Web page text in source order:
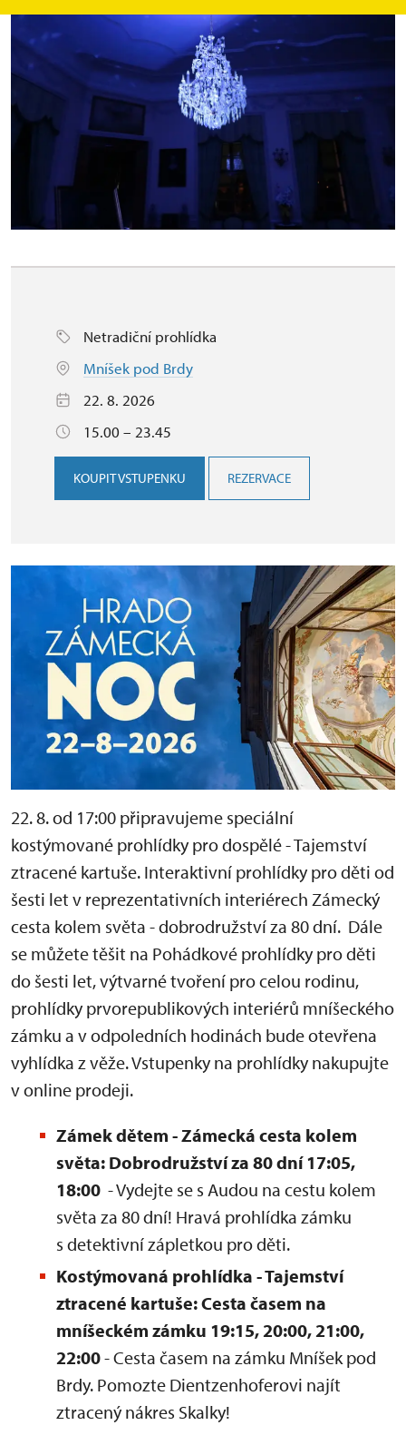
Netradiční prohlídka
Mníšek pod Brdy
22. 8. 2026
15.00 – 23.45
KOUPIT VSTUPENKU REZERVACE
22. 8. od 17:00 připravujeme speciální
kostýmované prohlídky pro dospělé - Tajemství
ztracené kartuše. Interaktivní prohlídky pro děti od
šesti let v reprezentativních interiérech Zámecký
cesta kolem světa - dobrodružství za 80 dní. Dále
se můžete těšit na Pohádkové prohlídky pro děti
do šesti let, výtvarné tvoření pro celou rodinu,
prohlídky prvorepublikových interiérů mníšeckého
zámku a v odpoledních hodinách bude otevřena
vyhlídka z věže. Vstupenky na prohlídky nakupujte
v online prodeji.
Zámek dětem - Zámecká cesta kolem
světa: Dobrodružství za 80 dní 17:05,
18:00 - Vydejte se s Audou na cestu kolem
světa za 80 dní! Hravá prohlídka zámku
s detektivní zápletkou pro děti.
Kostýmovaná prohlídka - Tajemství
ztracené kartuše: Cesta časem na
mníšeckém zámku 19:15,20:00, 21:00,
22:00- Cesta časem na zámku Mníšek pod
Brdy. Pomozte Dientzenhoferovi najít
ztracený nákres Skalky!